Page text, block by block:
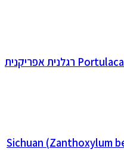
בונסאי פלפלון סיני (Zanthoxylum beecheyanum) Sichuan